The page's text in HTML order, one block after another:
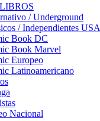
/ Underground
/ Independientes USA
Book DC
Book Marvel
Europeo
Latinoamericano
Nacional